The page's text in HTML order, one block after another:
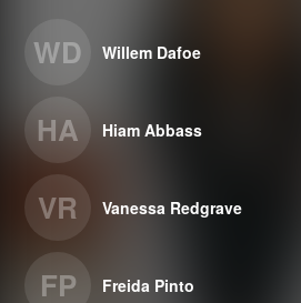
WD Willem Dafoe
HA Hiam Abbass
VR Vanessa Redgrave
FP Freida Pinto